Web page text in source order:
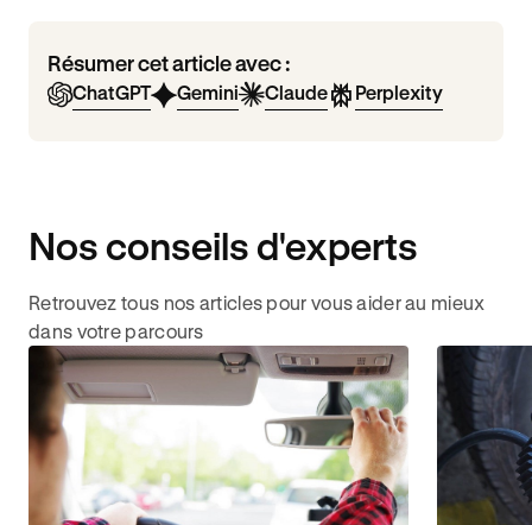
Résumer cet article avec :
ChatGPT Gemini Claude Perplexity
Nos conseils d'experts
Retrouvez tous nos articles pour vous aider au mieux
dans votre parcours